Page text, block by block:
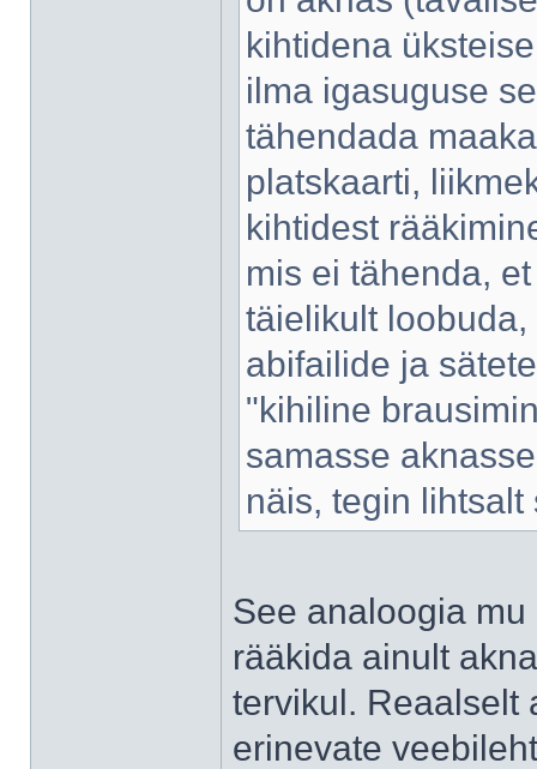
kihtidena
ilma igasuguse
tähendada
platskaarti,
kihtidest
mis ei tähenda,
täielikult
abifailide ja
"kihiline
samasse
näis, tegin
See analoogia
rääkida ainult
tervikul. Reaalselt
erinevate